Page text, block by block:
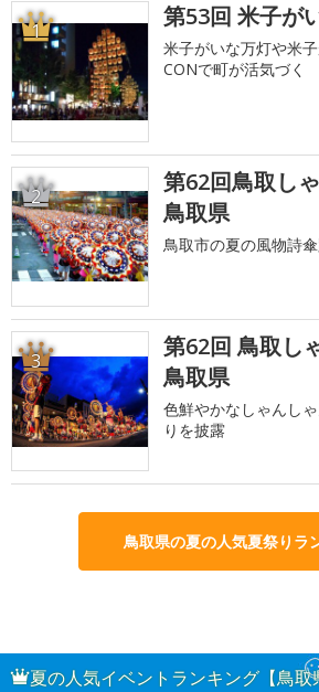
1 第53回 米子が
米子がいな万灯や米
CONで町が活気づく
2
第62回鳥取し
鳥取県
鳥取市の夏の風物詩
3
第62回 鳥取し
鳥取県
色鮮やかなしゃんし
りを披露
鳥取県の夏の人気夏祭りラ
夏の人気イベントランキング【鳥取